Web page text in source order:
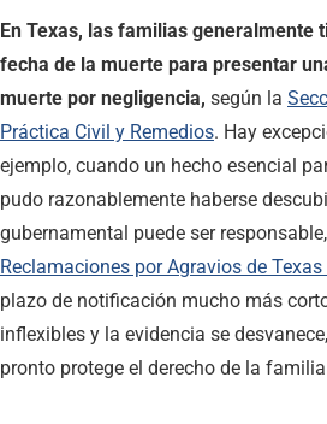
En Texas, las familias generalmente
fecha de la muerte para presentar
muerte por negligencia, según la
Práctica Civil y Remedios. Hay
ejemplo, cuando un hecho esencial
pudo razonablemente haberse
gubernamental puede ser
Reclamaciones por Agravios de Texas
plazo de notificación mucho más
inflexibles y la evidencia se
pronto protege el derecho de la